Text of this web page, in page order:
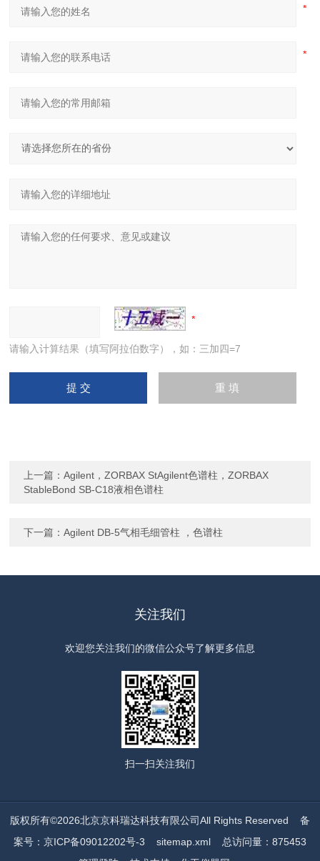
请输入计算结果（填写阿拉伯数字），如：三加四=7
上一篇：Agilent，ZORBAX StAgilent色谱柱，ZORBAX
StableBond SB-C18液相色谱柱
下一篇：Agilent DB-5气相毛细管柱 ，色谱柱
关注我们
欢迎您关注我们的微信公众号了解更多信息
扫一扫关注我们
版权所有©2026北京京科瑞达科技有限公司All Rights Reserved 备
案号：京ICP备09012202号-3
sitemap.xml总访问量：875453